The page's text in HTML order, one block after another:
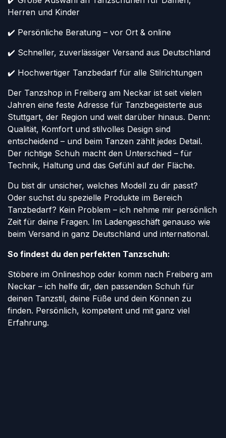
Herren und Kinder
✔️ Persönliche Beratung – vor Ort & online
✔️ Schneller, zuverlässiger Versand aus Deutschland
✔️ Hochwertiger Tanzbedarf für alle Stilrichtungen
Der Tanzshop in Freiberg am Neckar ist seit vielen
Jahren eine feste Adresse für Tanzbegeisterte aus
Stuttgart, der Region und weit darüber hinaus. Denn:
Qualität, Komfort und stilvolles Design sind
entscheidend – und beim Tanzen zählt jedes Detail.
Der richtige Schuh macht den Unterschied – für
Technik, Haltung und das Gefühl auf der Fläche.
Du bist dir unsicher, welches Modell zu dir passt?
Oder suchst du spezielle Produkte im Bereich
Tanzbedarf? Kein Problem – ich nehme mir persönlich
Zeit für deine Fragen. Im Ladengeschäft genauso wie
beim Versand in ganz Deutschland und international.
So findest du den perfekten Tanzschuh:
Stöbere im Onlineshop oder komm nach Freiberg am
Neckar – ich helfe dir, den passenden Schuh für
deinen Tanzstil, deine Füße und dein Können zu
finden. Persönlich, kompetent und mit ganz viel
Erfahrung.